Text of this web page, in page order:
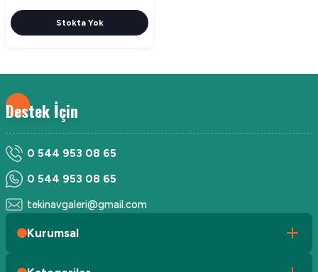
Stokta Yok
Destek İçin
0 544 953 08 65
0 544 953 08 65
tekinavgaleri@gmail.com
Kurumsal